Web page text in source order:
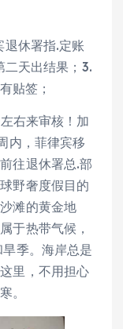
休署指.定账
天出结果；3.
贴签；
右来审核！加
内，菲律宾移
往退休署总.部
野奢度假目的
滩的黄金地
于热带气候，
季。海岸总是
里，不用担心
。